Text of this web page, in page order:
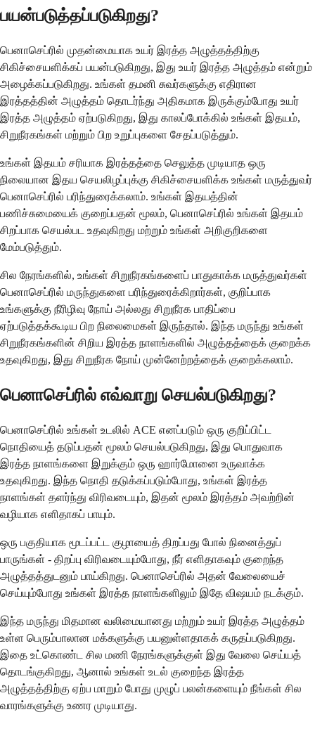
பயன்படுத்தப்படுகிறது?
பெனாசெப்ரில் முதன்மையாக உயர் இரத்த அழுத்தத்திற்கு
சிகிச்சையளிக்கப் பயன்படுகிறது, இது உயர் இரத்த அழுத்தம் என்றும்
அழைக்கப்படுகிறது. உங்கள் தமனி சுவர்களுக்கு எதிரான
இரத்தத்தின் அழுத்தம் தொடர்ந்து அதிகமாக இருக்கும்போது உயர்
இரத்த அழுத்தம் ஏற்படுகிறது, இது காலப்போக்கில் உங்கள் இதயம்,
சிறுநீரகங்கள் மற்றும் பிற உறுப்புகளை சேதப்படுத்தும்.
உங்கள் இதயம் சரியாக இரத்தத்தை செலுத்த முடியாத ஒரு
நிலையான இதய செயலிழப்புக்கு சிகிச்சையளிக்க உங்கள் மருத்துவர்
பெனாசெப்ரில் பரிந்துரைக்கலாம். உங்கள் இதயத்தின்
பணிச்சுமையைக் குறைப்பதன் மூலம், பெனாசெப்ரில் உங்கள் இதயம்
சிறப்பாக செயல்பட உதவுகிறது மற்றும் உங்கள் அறிகுறிகளை
மேம்படுத்தும்.
சில நேரங்களில், உங்கள் சிறுநீரகங்களைப் பாதுகாக்க மருத்துவர்கள்
பெனாசெப்ரில் மருந்துகளை பரிந்துரைக்கிறார்கள், குறிப்பாக
உங்களுக்கு நீரிழிவு நோய் அல்லது சிறுநீரக பாதிப்பை
ஏற்படுத்தக்கூடிய பிற நிலைமைகள் இருந்தால். இந்த மருந்து உங்கள்
சிறுநீரகங்களின் சிறிய இரத்த நாளங்களில் அழுத்தத்தைக் குறைக்க
உதவுகிறது, இது சிறுநீரக நோய் முன்னேற்றத்தைக் குறைக்கலாம்.
பெனாசெப்ரில் எவ்வாறு செயல்படுகிறது?
பெனாசெப்ரில் உங்கள் உடலில் ACE எனப்படும் ஒரு குறிப்பிட்ட
நொதியைத் தடுப்பதன் மூலம் செயல்படுகிறது, இது பொதுவாக
இரத்த நாளங்களை இறுக்கும் ஒரு ஹார்மோனை உருவாக்க
உதவுகிறது. இந்த நொதி தடுக்கப்படும்போது, ​​உங்கள் இரத்த
நாளங்கள் தளர்ந்து விரிவடையும், இதன் மூலம் இரத்தம் அவற்றின்
வழியாக எளிதாகப் பாயும்.
ஒரு பகுதியாக மூடப்பட்ட குழாயைத் திறப்பது போல் நினைத்துப்
பாருங்கள் - திறப்பு விரிவடையும்போது, ​​நீர் எளிதாகவும் குறைந்த
அழுத்தத்துடனும் பாய்கிறது. பெனாசெப்ரில் அதன் வேலையைச்
செய்யும்போது உங்கள் இரத்த நாளங்களிலும் இதே விஷயம் நடக்கும்.
இந்த மருந்து மிதமான வலிமையானது மற்றும் உயர் இரத்த அழுத்தம்
உள்ள பெரும்பாலான மக்களுக்கு பயனுள்ளதாகக் கருதப்படுகிறது.
இதை உட்கொண்ட சில மணி நேரங்களுக்குள் இது வேலை செய்யத்
தொடங்குகிறது, ஆனால் உங்கள் உடல் குறைந்த இரத்த
அழுத்தத்திற்கு ஏற்ப மாறும் போது முழுப் பலன்களையும் நீங்கள் சில
வாரங்களுக்கு உணர முடியாது.